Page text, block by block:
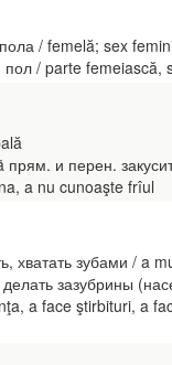
/ femelă; sex
/ parte femeiască,
и перен.
a nu cunoaşte frîul
хватать зубами / a
зазубрины
a face ştirbituri, a